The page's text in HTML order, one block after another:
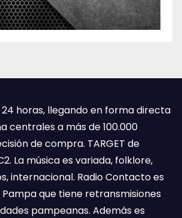
horas, llegando en forma directa
centrales a más de 100.000
de compra. TARGET de
La música es variada, folklore,
internacional. Radio Contacto es
Pampa que tiene retransmisiones
pampeanas. Además es